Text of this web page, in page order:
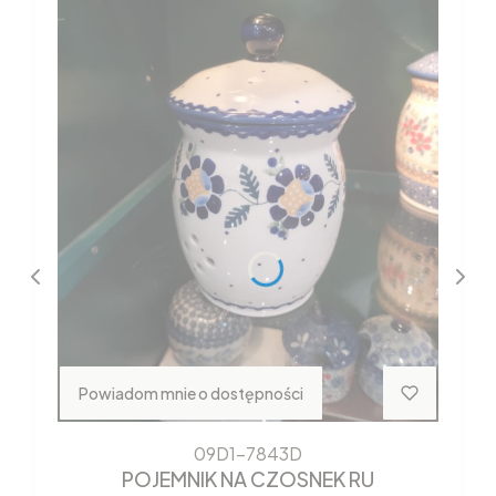
Powiadom mnie o dostępności
09D1-7843D
POJEMNIK NA CZOSNEK RU